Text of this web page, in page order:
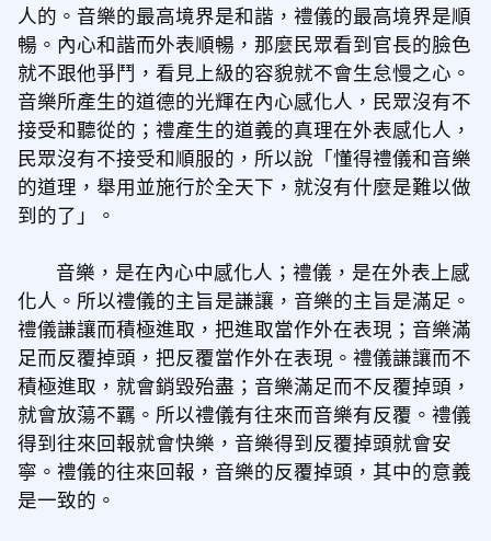
人的。音樂的最高境界是和諧，禮儀的最高境界是順
暢。內心和諧而外表順暢，那麼民眾看到官長的臉色
就不跟他爭鬥，看見上級的容貌就不會生怠慢之心。
音樂所產生的道德的光輝在內心感化人，民眾沒有不
接受和聽從的；禮產生的道義的真理在外表感化人，
民眾沒有不接受和順服的，所以說「懂得禮儀和音樂
的道理，舉用並施行於全天下，就沒有什麼是難以做
到的了」。
音樂，是在內心中感化人；禮儀，是在外表上感
化人。所以禮儀的主旨是謙讓，音樂的主旨是滿足。
禮儀謙讓而積極進取，把進取當作外在表現；音樂滿
足而反覆掉頭，把反覆當作外在表現。禮儀謙讓而不
積極進取，就會銷毀殆盡；音樂滿足而不反覆掉頭，
就會放蕩不羈。所以禮儀有往來而音樂有反覆。禮儀
得到往來回報就會快樂，音樂得到反覆掉頭就會安
寧。禮儀的往來回報，音樂的反覆掉頭，其中的意義
是一致的。